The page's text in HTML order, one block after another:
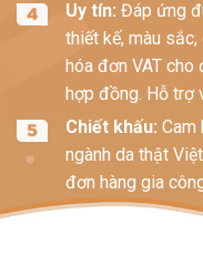
Uy tín: Đáp ứng
thiết kế, màu
hóa đơn VAT
hợp đồng. Hỗ trợ
Chiết khấu: Cam
ngành da thật
đơn hàng gia